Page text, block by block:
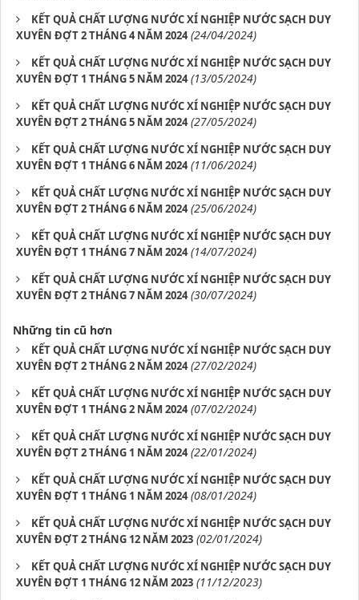
KẾT QUẢ CHẤT LƯỢNG NƯỚC XÍ NGHIỆP NƯỚC SẠCH DUY
XUYÊN ĐỢT 2 THÁNG 4 NĂM 2024 (24/04/2024)
KẾT QUẢ CHẤT LƯỢNG NƯỚC XÍ NGHIỆP NƯỚC SẠCH DUY
XUYÊN ĐỢT 1 THÁNG 5 NĂM 2024 (13/05/2024)
KẾT QUẢ CHẤT LƯỢNG NƯỚC XÍ NGHIỆP NƯỚC SẠCH DUY
XUYÊN ĐỢT 2 THÁNG 5 NĂM 2024 (27/05/2024)
KẾT QUẢ CHẤT LƯỢNG NƯỚC XÍ NGHIỆP NƯỚC SẠCH DUY
XUYÊN ĐỢT 1 THÁNG 6 NĂM 2024 (11/06/2024)
KẾT QUẢ CHẤT LƯỢNG NƯỚC XÍ NGHIỆP NƯỚC SẠCH DUY
XUYÊN ĐỢT 2 THÁNG 6 NĂM 2024 (25/06/2024)
KẾT QUẢ CHẤT LƯỢNG NƯỚC XÍ NGHIỆP NƯỚC SẠCH DUY
XUYÊN ĐỢT 1 THÁNG 7 NĂM 2024 (14/07/2024)
KẾT QUẢ CHẤT LƯỢNG NƯỚC XÍ NGHIỆP NƯỚC SẠCH DUY
XUYÊN ĐỢT 2 THÁNG 7 NĂM 2024 (30/07/2024)
Những tin cũ hơn
KẾT QUẢ CHẤT LƯỢNG NƯỚC XÍ NGHIỆP NƯỚC SẠCH DUY
XUYÊN ĐỢT 2 THÁNG 2 NĂM 2024 (27/02/2024)
KẾT QUẢ CHẤT LƯỢNG NƯỚC XÍ NGHIỆP NƯỚC SẠCH DUY
XUYÊN ĐỢT 1 THÁNG 2 NĂM 2024 (07/02/2024)
KẾT QUẢ CHẤT LƯỢNG NƯỚC XÍ NGHIỆP NƯỚC SẠCH DUY
XUYÊN ĐỢT 2 THÁNG 1 NĂM 2024 (22/01/2024)
KẾT QUẢ CHẤT LƯỢNG NƯỚC XÍ NGHIỆP NƯỚC SẠCH DUY
XUYÊN ĐỢT 1 THÁNG 1 NĂM 2024 (08/01/2024)
KẾT QUẢ CHẤT LƯỢNG NƯỚC XÍ NGHIỆP NƯỚC SẠCH DUY
XUYÊN ĐỢT 2 THÁNG 12 NĂM 2023 (02/01/2024)
KẾT QUẢ CHẤT LƯỢNG NƯỚC XÍ NGHIỆP NƯỚC SẠCH DUY
XUYÊN ĐỢT 1 THÁNG 12 NĂM 2023 (11/12/2023)